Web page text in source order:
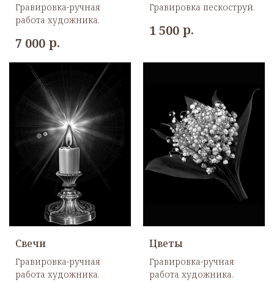
Гравировка-ручная
работа художника.
7 000 р.
Гравировка пескоструй.
1 500 р.
Свечи
Гравировка-ручная
работа художника.
Цветы
Гравировка-ручная
работа художника.